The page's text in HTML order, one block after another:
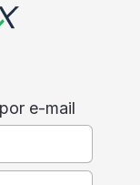
e-mail